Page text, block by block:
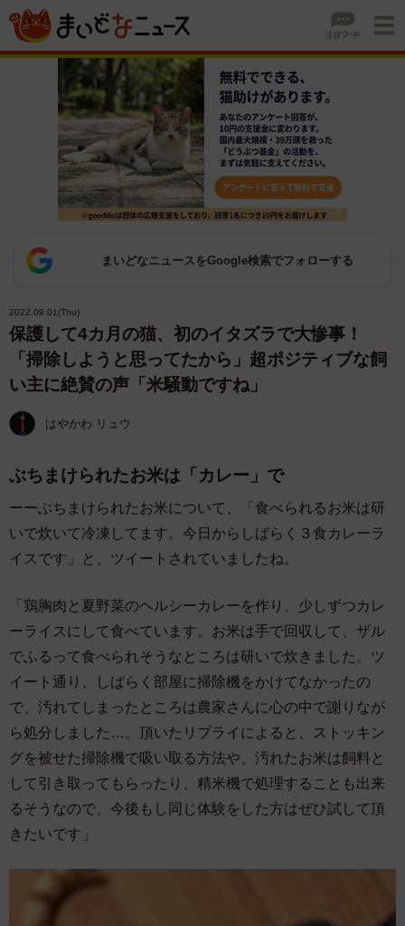
まいどなニュースをGoogle検索でフォローする
2022.09.01(Thu)
保護して4カ月の猫、初のイタズラで大惨事！
「掃除しようと思ってたから」超ポジティブな飼
い主に絶賛の声「米騒動ですね」
はやかわ リュウ
ぶちまけられたお米は「カレー」で
ーーぶちまけられたお米について、「食べられるお米は研
いで炊いて冷凍してます。今日からしばらく３食カレーラ
イスです」と、ツイートされていましたね。
「鶏胸肉と夏野菜のヘルシーカレーを作り、少しずつカレ
ーライスにして食べています。お米は手で回収して、ザル
でふるって食べられそうなところは研いで炊きました。ツ
イート通り、しばらく部屋に掃除機をかけてなかったの
で、汚れてしまったところは農家さんに心の中で謝りなが
ら処分しました…。頂いたリプライによると、ストッキン
グを被せた掃除機で吸い取る方法や、汚れたお米は飼料と
して引き取ってもらったり、精米機で処理することも出来
るそうなので、今後もし同じ体験をした方はぜひ試して頂
きたいです」